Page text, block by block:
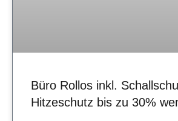
Büro Rollos inkl.
Hitzeschutz bis zu 30%